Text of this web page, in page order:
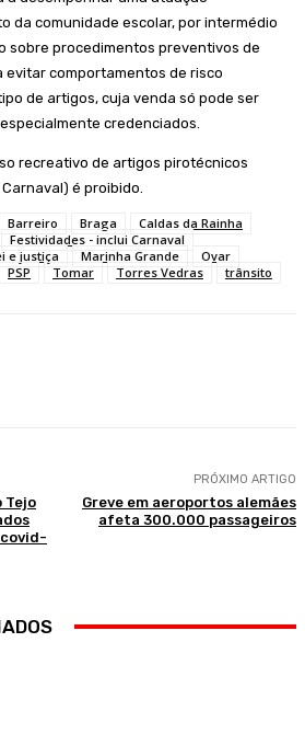
da comunidade escolar, por intermédio
sobre procedimentos preventivos de
comportamentos de risco
de artigos, cuja venda só pode ser
credenciados.
recreativo de artigos pirotécnicos
é proibido.
Barreiro Braga
Caldas da Rainha
Festividades - inclui Carnaval
e justiça Marinha Grande
Ovar
PSP Tomar Torres Vedras trânsito
Tejo
PRÓXIMO ARTIGO
Greve em aeroportos alemães
afeta 300.000 passageiros